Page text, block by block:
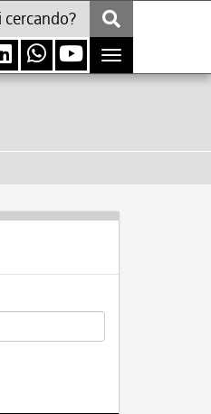
Toggle
navigation